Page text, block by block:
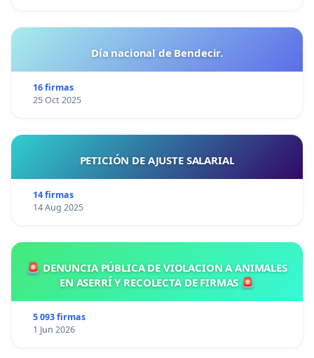
Día nacional de Bendecir.
16 firmas
25 Oct 2025
PETICIÓN DE AJUSTE SALARIAL
14 firmas
14 Aug 2025
🚨 DENUNCIA PÚBLICA DE VIOLACION A ANIMALES
EN ASERRÍ Y RECOLECTA DE FIRMAS 🚨
5 093 firmas
1 Jun 2026